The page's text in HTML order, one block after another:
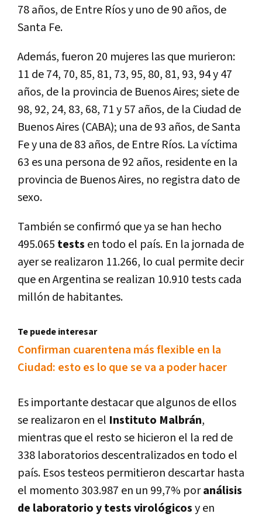
78 años, de Entre Ríos y uno de 90 años, de
Santa Fe.
Además, fueron 20 mujeres las que murieron:
11 de 74, 70, 85, 81, 73, 95, 80, 81, 93, 94 y 47
años, de la provincia de Buenos Aires; siete de
98, 92, 24, 83, 68, 71 y 57 años, de la Ciudad de
Buenos Aires (CABA); una de 93 años, de Santa
Fe y una de 83 años, de Entre Ríos. La víctima
63 es una persona de 92 años, residente en la
provincia de Buenos Aires, no registra dato de
sexo.
También se confirmó que ya se han hecho
495.065 tests en todo el país. En la jornada de
ayer se realizaron 11.266, lo cual permite decir
que en Argentina se realizan 10.910 tests cada
millón de habitantes.
Te puede interesar
Confirman cuarentena más flexible en la
Ciudad: esto es lo que se va a poder hacer
Es importante destacar que algunos de ellos
se realizaron en el Instituto Malbrán,
mientras que el resto se hicieron el la red de
338 laboratorios descentralizados en todo el
país. Esos testeos permitieron descartar hasta
el momento 303.987 en un 99,7% poranálisis
de laboratorio y tests virológicosy en